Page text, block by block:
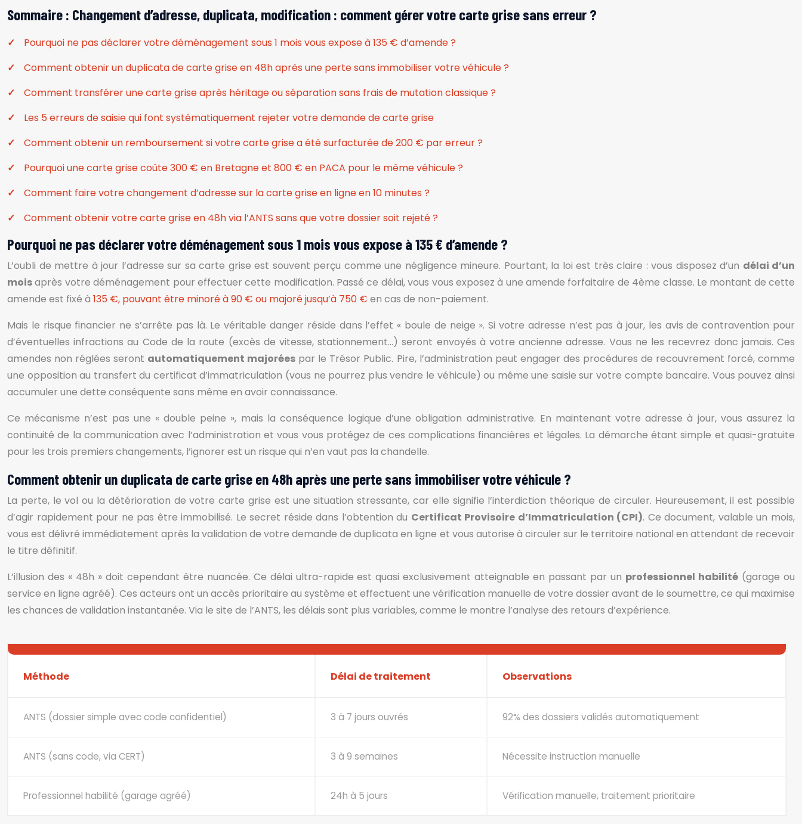
Sommaire : Changement d’adresse, duplicata, modification : comment gérer votre carte grise sans erreur ?
Pourquoi ne pas déclarer votre déménagement sous 1 mois vous expose à 135 € d’amende ?
Comment obtenir un duplicata de carte grise en 48h après une perte sans immobiliser votre véhicule ?
Comment transférer une carte grise après héritage ou séparation sans frais de mutation classique ?
Les 5 erreurs de saisie qui font systématiquement rejeter votre demande de carte grise
Comment obtenir un remboursement si votre carte grise a été surfacturée de 200 € par erreur ?
Pourquoi une carte grise coûte 300 € en Bretagne et 800 € en PACA pour le même véhicule ?
Comment faire votre changement d’adresse sur la carte grise en ligne en 10 minutes ?
Comment obtenir votre carte grise en 48h via l’ANTS sans que votre dossier soit rejeté ?
Pourquoi ne pas déclarer votre déménagement sous 1 mois vous expose à 135 € d’amende ?
L’oubli de mettre à jour l’adresse sur sa carte grise est souvent perçu comme une négligence mineure. Pourtant, la loi est très claire : vous disposez d’un délai d’un
moisaprès votre déménagement pour effectuer cette modification. Passé ce délai, vous vous exposez à une amende forfaitaire de 4ème classe. Le montant de cette
amende est fixé à 135 €, pouvant être minoré à 90 € ou majoré jusqu’à 750 € en cas de non-paiement.
Mais le risque financier ne s’arrête pas là. Le véritable danger réside dans l’effet « boule de neige ». Si votre adresse n’est pas à jour, les avis de contravention pour
d’éventuelles infractions au Code de la route (excès de vitesse, stationnement…) seront envoyés à votre ancienne adresse. Vous ne les recevrez donc jamais. Ces
amendes non réglées seront automatiquement majorées par le Trésor Public. Pire, l’administration peut engager des procédures de recouvrement forcé, comme
une opposition au transfert du certificat d’immatriculation (vous ne pourrez plus vendre le véhicule) ou même une saisie sur votre compte bancaire. Vous pouvez ainsi
accumuler une dette conséquente sans même en avoir connaissance.
Ce mécanisme n’est pas une « double peine », mais la conséquence logique d’une obligation administrative. En maintenant votre adresse à jour, vous assurez la
continuité de la communication avec l’administration et vous vous protégez de ces complications financières et légales. La démarche étant simple et quasi-gratuite
pour les trois premiers changements, l’ignorer est un risque qui n’en vaut pas la chandelle.
Comment obtenir un duplicata de carte grise en 48h après une perte sans immobiliser votre véhicule ?
La perte, le vol ou la détérioration de votre carte grise est une situation stressante, car elle signifie l’interdiction théorique de circuler. Heureusement, il est possible
d’agir rapidement pour ne pas être immobilisé. Le secret réside dans l’obtention du Certificat Provisoire d’Immatriculation (CPI). Ce document, valable un mois,
vous est délivré immédiatement après la validation de votre demande de duplicata en ligne et vous autorise à circuler sur le territoire national en attendant de recevoir
le titre définitif.
L’illusion des « 48h » doit cependant être nuancée. Ce délai ultra-rapide est quasi exclusivement atteignable en passant par un professionnel habilité (garage ou
service en ligne agréé). Ces acteurs ont un accès prioritaire au système et effectuent une vérification manuelle de votre dossier avant de le soumettre, ce qui maximise
les chances de validation instantanée. Via le site de l’ANTS, les délais sont plus variables, comme le montre l’analyse des retours d’expérience.
Méthode Délai de traitement Observations
ANTS (dossier simple avec code confidentiel) 3 à 7 jours ouvrés 92% des dossiers validés automatiquement
ANTS (sans code, via CERT) 3 à 9 semaines Nécessite instruction manuelle
Professionnel habilité (garage agréé) 24h à 5 jours Vérification manuelle, traitement prioritaire